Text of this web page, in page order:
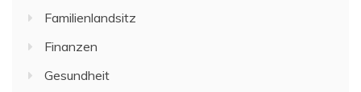
Familienlandsitz
Finanzen
Gesundheit